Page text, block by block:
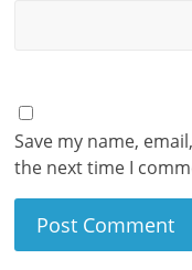
Save my name,
the next time I